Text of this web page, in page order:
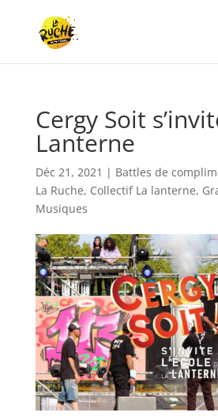
Cergy Soit
Lanterne
Déc 21, 2021 | Battles de
La Ruche, Collectif La lanterne,
Musiques